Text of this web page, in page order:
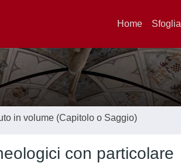
Home Sfoglia
in volume (Capitolo o Saggio)
con particolare